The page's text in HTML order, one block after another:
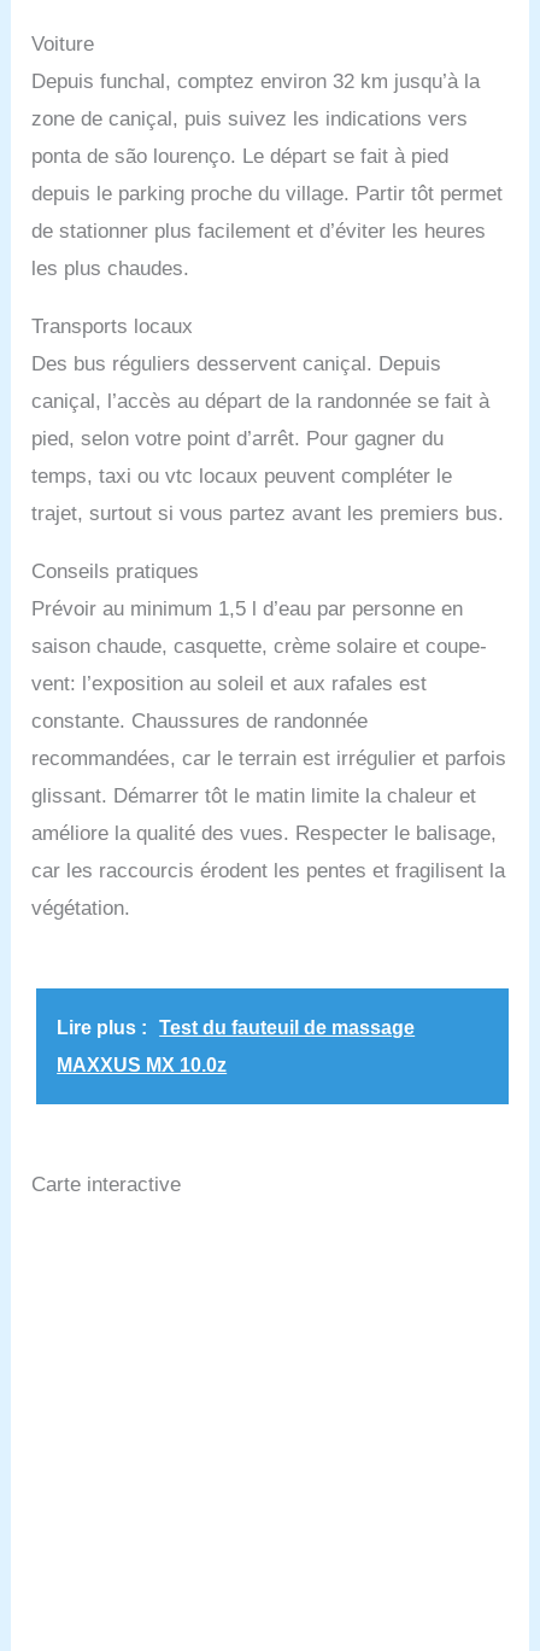
Voiture
Depuis funchal, comptez environ 32 km jusqu’à la
zone de caniçal, puis suivez les indications vers
ponta de são lourenço. Le départ se fait à pied
depuis le parking proche du village. Partir tôt permet
de stationner plus facilement et d’éviter les heures
les plus chaudes.
Transports locaux
Des bus réguliers desservent caniçal. Depuis
caniçal, l’accès au départ de la randonnée se fait à
pied, selon votre point d’arrêt. Pour gagner du
temps, taxi ou vtc locaux peuvent compléter le
trajet, surtout si vous partez avant les premiers bus.
Conseils pratiques
Prévoir au minimum 1,5 l d’eau par personne en
saison chaude, casquette, crème solaire et coupe-
vent: l’exposition au soleil et aux rafales est
constante. Chaussures de randonnée
recommandées, car le terrain est irrégulier et parfois
glissant. Démarrer tôt le matin limite la chaleur et
améliore la qualité des vues. Respecter le balisage,
car les raccourcis érodent les pentes et fragilisent la
végétation.
Lire plus :
Test du fauteuil de massage
MAXXUS MX 10.0z
Carte interactive